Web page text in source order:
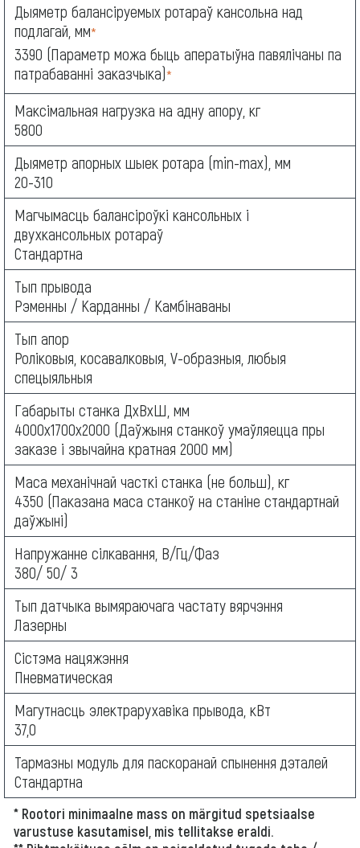
Дыяметр балансіруемых ротараў кансольна над
подлагай, мм*
3390 (Параметр можа быць аператыўна павялічаны па
патрабаванні заказчыка)*
Максімальная нагрузка на адну апору, кг
5800
Дыяметр апорных шыек ротара (min-max), мм
20-310
Магчымасць балансіроўкі кансольных і
двухкансольных ротараў
Стандартна
Тып прывода
Рэменны / Карданны / Камбінаваны
Тып апор
Роліковыя, косавалковыя, V-образныя, любыя
спецыяльныя
Габарыты станка ДхВхШ, мм
4000х1700х2000 (Даўжыня станкоў умаўляецца пры
заказе і звычайна кратная 2000 мм)
Маса механічнай часткі станка (не больш), кг
4350 (Паказана маса станкоў на станіне стандартнай
даўжыні)
Напружанне сілкавання, В/Гц/Фаз
380/ 50/ 3
Тып датчыка вымяраючага частату вярчэння
Лазерны
Сістэма нацяжэння
Пневматическая
Магутнасць электрарухавіка прывода, кВт
37,0
Тармазны модуль для паскоранай спынення дэталей
Стандартна
* Rootori minimaalne mass on märgitud spetsiaalse
varustuse kasutamisel, mis tellitakse eraldi.